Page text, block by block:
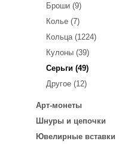
Броши (9)
Колье (7)
Кольца (1224)
Кулоны (39)
Серьги (49)
Другое (12)
Арт-монеты
Шнуры и цепочки
Ювелирные вставки